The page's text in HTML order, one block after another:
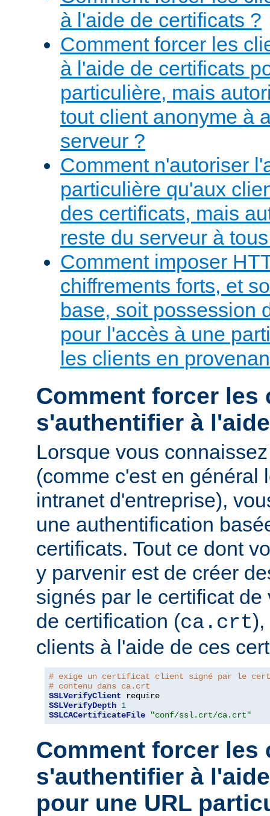
à l'aide de certificats ?
Comment forcer les
à l'aide de certificats
particulière, mais
tout client anonyme à
serveur ?
Comment n'autoriser
particulière qu'aux
des certificats, mais
reste du serveur à
Comment imposer
chiffrements forts, et
base, soit possession
pour l'accès à une
les clients en
Comment forcer les
s'authentifier à
Lorsque vous
(comme c'est en général
intranet d'entreprise),
une authentification
certificats. Tout ce dont
y parvenir est de créer
signés par le certificat
de certification (ca.crt),
clients à l'aide de ces
# exige un certificat client signé par le
# contenu dans ca.crt
SSLVerifyClient
SSLVerifyDepth 1
SSLCACertificateFile
"conf/ssl.crt/ca.crt"
Comment forcer les
s'authentifier à
pour une URL